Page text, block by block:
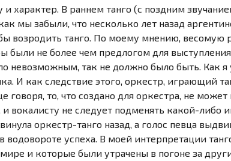
и характер. В раннем танго (с поздним
мы забыли, что несколько лет назад
возродить танго. По моему мнению, весомую
были не более чем предлогом для
невозможным, так не должно было быть. Как я
И как следствие этого, оркестр, играющий
то, что создано для оркестра, не может
вокалисту не следует подменять какой-либо
оркестр-танго назад, а голос певца
водовороте успеха. В моей интерпретации
и которые были утрачены в погоне за